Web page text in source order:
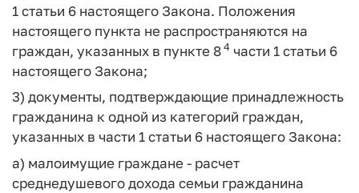
1 статьи 6 настоящего Закона. Положения
настоящего пункта не распространяются на
граждан, указанных в пункте 8 4 части 1 статьи 6
настоящего Закона;
3) документы, подтверждающие принадлежность
гражданина к одной из категорий граждан,
указанных в части 1 статьи 6 настоящего Закона:
а) малоимущие граждане - расчет
среднедушевого дохода семьи гражданина